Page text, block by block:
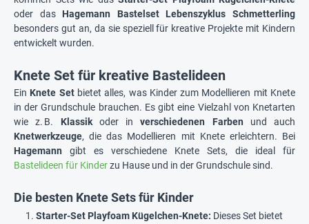
oder das Hagemann Bastelset Lebenszyklus Schmetterling
besonders gut an, da sie speziell für kreative Projekte mit Kindern
entwickelt wurden.
Knete Set für kreative Bastelideen
Ein Knete Setbietet alles, was Kinder zum Modellieren mit Knete
in der Grundschule brauchen. Es gibt eine Vielzahl von Knetarten
wie z. B. Klassikoder inverschiedenen Farben und auch
Knetwerkzeuge, die das Modellieren mit Knete erleichtern. Bei
Hagemann gibt es verschiedene Knete Sets, die ideal für
Bastelideen für Kinderzu Hause und in der Grundschule sind.
Die besten Knete Sets für Kinder
Starter-Set Playfoam Kügelchen-Knete: Dieses Set bietet